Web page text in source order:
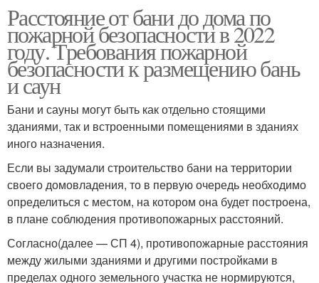
Расстояние от бани до дома по
пожарной безопасности в 2022
году. Требования пожарной
безопасности к размещению бань
и саун
Бани и сауны могут быть как отдельно стоящими
зданиями, так и встроенными помещениями в зданиях
иного назначения.
Если вы задумали строительство бани на территории
своего домовладения, то в первую очередь необходимо
определиться с местом, на котором она будет построена,
в плане соблюдения противопожарных расстояний.
Согласно(далее — СП 4), противопожарные расстояния
между жилыми зданиями и другими постройками в
пределах одного земельного участка не нормируются,